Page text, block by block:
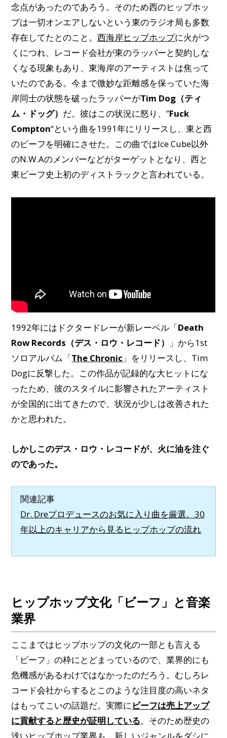
念点があったのであろう。そのため西のヒップホッ
プは一切オンエアしないという東のラジオ局も多数
存在してたとのこと。西海岸ヒップホップに火がつ
くにつれ、レコード会社が東のラッパーと契約しな
くなる現象もあり、東海岸のアーティストは焦って
いたのである。今まで微妙な距離感を保っていた海
岸同士の状態を破ったラッパーがTim Dog（ティ
ム・ドッグ） だ。彼はこの状況に怒り、”Fuck
Compton“という曲を1991年にリリースし、東と西
のビーフを明確にさせた。この曲ではIce Cube以外
のN.W.Aのメンバーなどがターゲットとなり、西と
東ビーフ史上初のディストラックと言われている。
1992年にはドクタードレーが新レーベル「Death
Row Records（デス・ロウ・レコード）
」から1st
ソロアルバム「The Chronic 」をリリースし、Tim
Dogに反撃した。この作品が記録的な大ヒットにな
ったため、彼のスタイルに影響されたアーティスト
が全国的に出てきたので、状況が少しは改善された
かと思われた。
しかしこのデス・ロウ・レコードが、火に油を注ぐ
のであった。
関連記事
Dr. Dreプロデュースのお気に入り曲を厳選。30
年以上のキャリアから見るヒップホップの流れ
ヒップホップ文化「ビーフ」と音楽
業界
ここまではヒップホップの文化の一部とも言える
「ビーフ」の枠にとどまっているので、業界的にも
危機感があるわけではなかったのだろう。むしろレ
コード会社からするとこのような注目度の高いネタ
はもってこいの話題だ。実際にビーフは売上アップ
に貢献すると歴史が証明している。そのため歴史の
浅いヒップホップ業界も、新しいジャンルをダシに